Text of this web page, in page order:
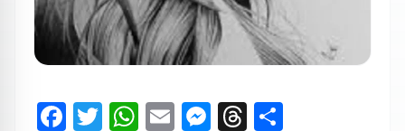
Facebook
Twitter
WhatsApp
EmailMessenger
Threads